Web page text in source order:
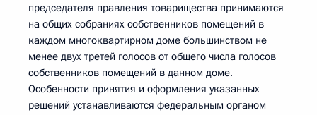
председателя правления товарищества принимаются
на общих собраниях собственников помещений в
каждом многоквартирном доме большинством не
менее двух третей голосов от общего числа голосов
собственников помещений в данном доме.
Особенности принятия и оформления указанных
решений устанавливаются федеральным органом